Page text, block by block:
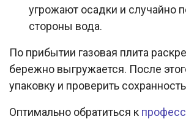
угрожают осадки и случайно
стороны вода.
По прибытии газовая плита
бережно выгружается. После
упаковку и проверить
Оптимально обратиться к